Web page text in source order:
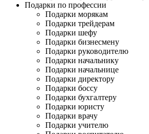
Подарки по профессии
Подарки морякам
Подарки трейдерам
Подарки шефу
Подарки бизнесмену
Подарки руководителю
Подарки начальнику
Подарки начальнице
Подарки директору
Подарки боссу
Подарки бухгалтеру
Подарки юристу
Подарки врачу
Подарки учителю